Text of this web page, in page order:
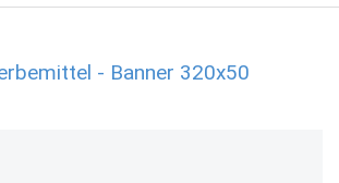
- Banner 320x50